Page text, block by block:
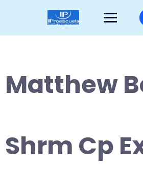
Matthew
Shrm Cp